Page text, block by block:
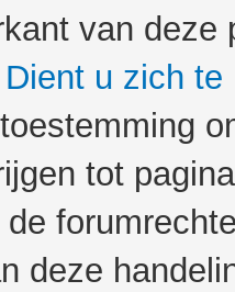
van
Dient u zich te
tot
deze